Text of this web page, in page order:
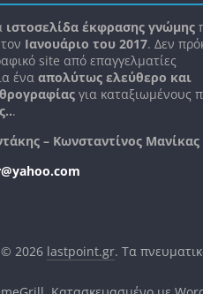
ιστοσελίδα έκφρασης γνώμης
Ιανουάριο του 2017. Δεν
site από επαγγελματίες
ένα απολύτως ελεύθερο και
για καταξιωμένους
.
– Κωνσταντίνος Μανίκας
© 2026 lastpoint.gr. Τα